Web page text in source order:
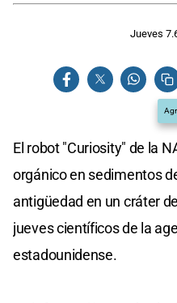
Jueves
El robot "Curiosity" de la
orgánico en sedimentos
antigüedad en un cráter
jueves científicos de la
estadounidense.